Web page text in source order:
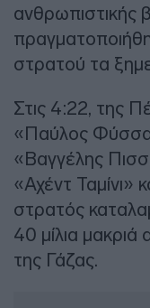
ανθρωπιστικής
στρατού τα
Στις 4:22, της
«Παύλος
«Βαγγέλης
«Αχέντ Ταμίνι»
στρατός
40 μίλια
της Γάζας.